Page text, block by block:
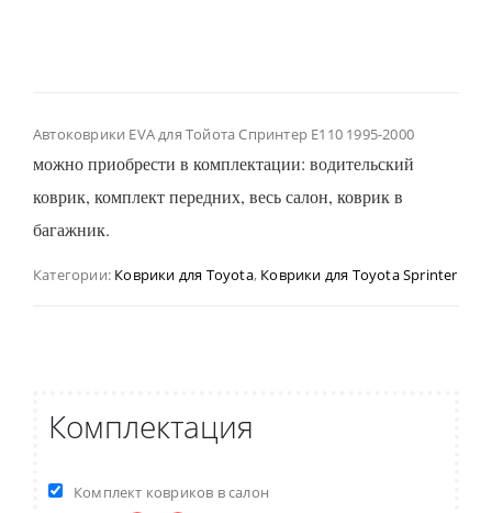
Автоковрики EVA для Тойота Спринтер Е110 1995-2000
можно приобрести в комплектации: водительский
коврик, комплект передних, весь салон, коврик в
багажник.
Категории: Коврики для Toyota, Коврики для Toyota Sprinter
Комплектация
Комплект ковриков в салон